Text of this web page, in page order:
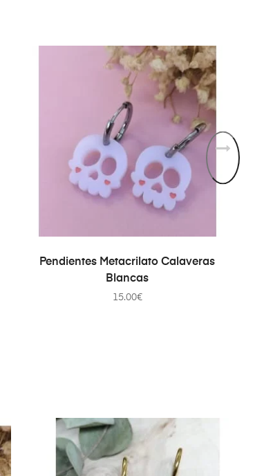
AÑADIR AL CARRITO
Pendientes Metacrilato Calaveras
Blancas
15.00€